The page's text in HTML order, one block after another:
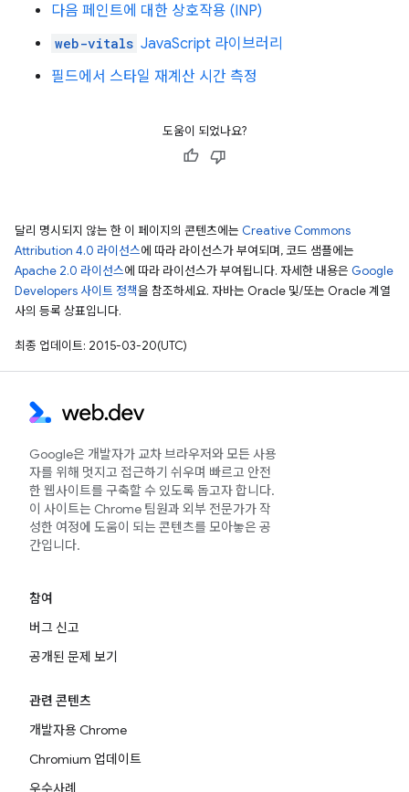
다음 페인트에 대한 상호작용 (INP)
web-vitals JavaScript 라이브러리
필드에서 스타일 재계산 시간 측정
도움이 되었나요?
달리 명시되지 않는 한 이 페이지의 콘텐츠에는 Creative Commons
Attribution 4.0 라이선스에 따라 라이선스가 부여되며, 코드 샘플에는
Apache 2.0 라이선스에 따라 라이선스가 부여됩니다. 자세한 내용은 Google
Developers 사이트 정책을 참조하세요. 자바는 Oracle 및/또는 Oracle 계열
사의 등록 상표입니다.
최종 업데이트: 2015-03-20(UTC)
Google은 개발자가 교차 브라우저와 모든 사용
자를 위해 멋지고 접근하기 쉬우며 빠르고 안전
한 웹사이트를 구축할 수 있도록 돕고자 합니다.
이 사이트는 Chrome 팀원과 외부 전문가가 작
성한 여정에 도움이 되는 콘텐츠를 모아놓은 공
간입니다.
참여
버그 신고
공개된 문제 보기
관련 콘텐츠
개발자용 Chrome
Chromium 업데이트
우수사례